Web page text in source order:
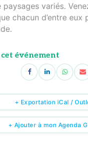
paysages variés.
chacun d’entre
événement
+ Ajouter à mon Agenda
+ Exportation iCal /